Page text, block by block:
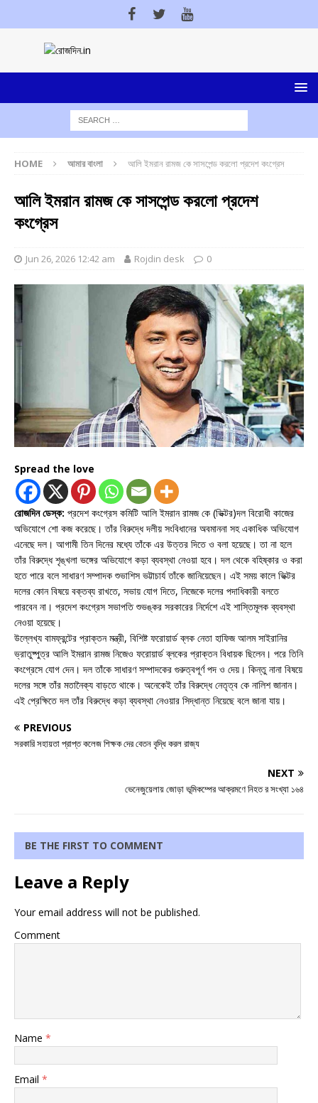
HOME আমার বাংলা আলি ইমরান রামজ কে সাসপেন্ড করলো প্রদেশ কংগ্রেস
আলি ইমরান রামজ কে সাসপেন্ড করলো প্রদেশ
কংগ্রেস
Jun 26, 2026 12:42 am Rojdin desk 0
Spread the love
রোজদিন ডেস্ক: প্রদেশ কংগ্রেস কমিটি আলি ইমরান রামজ কে (ভিক্টর)দল বিরোধী কাজের
অভিযোগে শো কজ করেছে। তাঁর বিরুদ্ধে দলীয় সংবিধানের অবমাননা সহ একাধিক অভিযোগ
এনেছে দল। আগামী তিন দিনের মধ্যে তাঁকে এর উত্তর দিতে ও বলা হয়েছে। তা না হলে
তাঁর বিরুদ্ধে শৃঙ্খলা ভঙ্গের অভিযোগে কড়া ব্যবস্থা নেওয়া হবে। দল থেকে বহিষ্কার ও করা
হতে পারে বলে সাধারণ সম্পাদক শুভাশিস ভট্টাচার্য তাঁকে জানিয়েছেন। এই সময় কালে ভিক্টর
দলের কোন বিষয়ে বক্তব্য রাখতে, সভায় যোগ দিতে, নিজেকে দলের পদাধিকারী বলতে
পারবেন না। প্রদেশ কংগ্রেস সভাপতি শুভঙ্কর সরকারের নির্দেশে এই শাস্তিমূলক ব্যবস্থা
নেওয়া হয়েছে।
উল্লেখ্য বামফ্রন্টের প্রাক্তন মন্ত্রী, বিশিষ্ট ফরোয়ার্ড ব্লক নেতা হাফিজ আলম সাইরানির
ভ্রাতুষ্পুত্র আলি ইমরান রামজ নিজেও ফরোয়ার্ড ব্লকের প্রাক্তন বিধায়ক ছিলেন। পরে তিনি
কংগ্রেসে যোগ দেন। দল তাঁকে সাধারণ সম্পাদকের গুরুত্বপূর্ণ পদ ও দেয়। কিন্তু নানা বিষয়ে
দলের সঙ্গে তাঁর মতানৈক্য বাড়তে থাকে। অনেকেই তাঁর বিরুদ্ধে নেতৃত্ব কে নালিশ জানান।
এই প্রেক্ষিতে দল তাঁর বিরুদ্ধে কড়া ব্যবস্থা নেওয়ার সিদ্ধান্ত নিয়েছে বলে জানা যায়।
PREVIOUS
সরকারি সহায়তা প্রাপ্ত কলেজ শিক্ষক দের বেতন বৃদ্ধি করল রাজ্য
NEXT
ভেনেজুয়েলায় জোড়া ভূমিকম্পের আক্রমণে নিহত র সংখ্যা ১৬৪
BE THE FIRST TO COMMENT
Leave a Reply
Your email address will not be published.
Comment
Name *
Email *